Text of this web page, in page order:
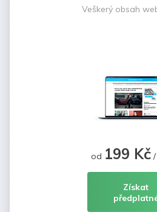
Veškerý obsah
od 199 Kč/
Získat